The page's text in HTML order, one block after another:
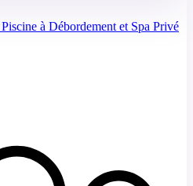
à Débordement et Spa Privé